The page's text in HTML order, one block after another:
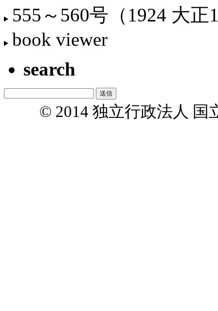
555～560号（1924 大正
book viewer
search
© 2014 独立行政法人 国